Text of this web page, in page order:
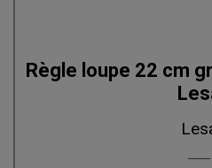
Règle loupe 22 cm